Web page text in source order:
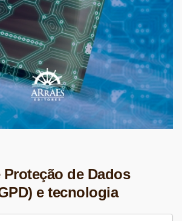
de Dados
e tecnologia